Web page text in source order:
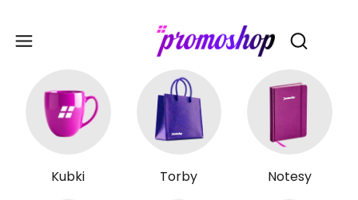
Otwórz
Kubki Torby Notesy